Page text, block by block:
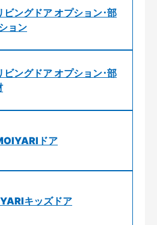
ングドア オプション･部
ョン
ングドア オプション･部
ドア
キッズドア